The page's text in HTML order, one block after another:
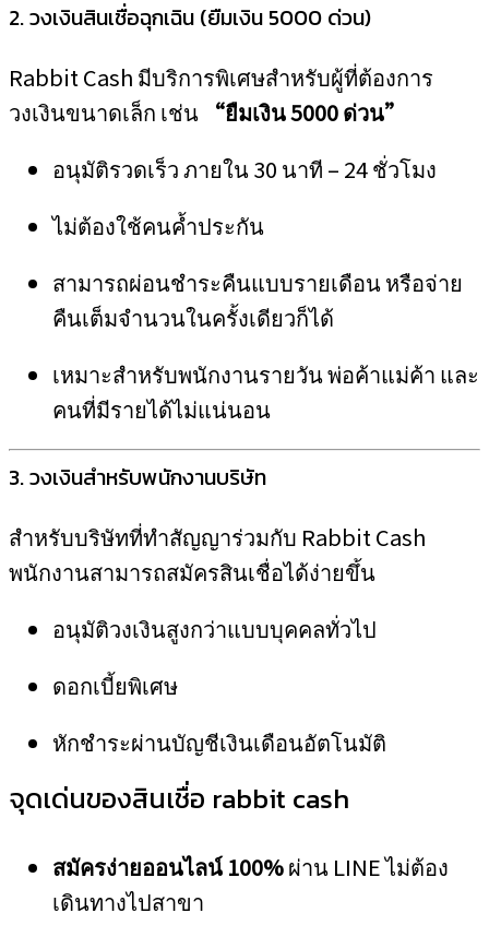
2. วงเงินสินเชื่อฉุกเฉิน (ยืมเงิน 5000 ด่วน)
Rabbit Cash มีบริการพิเศษสำหรับผู้ที่ต้องการ
วงเงินขนาดเล็ก เช่น “ยืมเงิน 5000 ด่วน”
อนุมัติรวดเร็ว ภายใน 30 นาที – 24 ชั่วโมง
ไม่ต้องใช้คนค้ำประกัน
สามารถผ่อนชำระคืนแบบรายเดือน หรือจ่าย
คืนเต็มจำนวนในครั้งเดียวก็ได้
เหมาะสำหรับพนักงานรายวัน พ่อค้าแม่ค้า และ
คนที่มีรายได้ไม่แน่นอน
3. วงเงินสำหรับพนักงานบริษัท
สำหรับบริษัทที่ทำสัญญาร่วมกับ Rabbit Cash
พนักงานสามารถสมัครสินเชื่อได้ง่ายขึ้น
อนุมัติวงเงินสูงกว่าแบบบุคคลทั่วไป
ดอกเบี้ยพิเศษ
หักชำระผ่านบัญชีเงินเดือนอัตโนมัติ
จุดเด่นของสินเชื่อ rabbit cash
สมัครง่ายออนไลน์ 100%ผ่าน LINE ไม่ต้อง
เดินทางไปสาขา